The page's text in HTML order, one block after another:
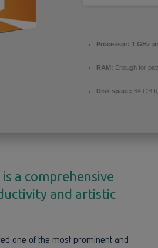
Processor: 1 GHz
RAM: Enough for
Disk space: 64 GB
a comprehensive
and artistic
one of the most prominent and